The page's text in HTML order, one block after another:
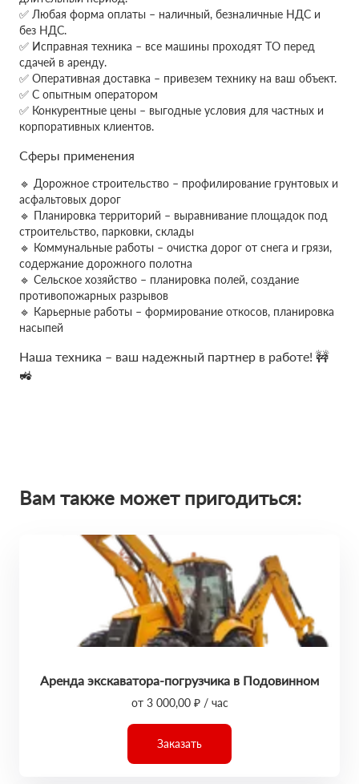
✅ Любая форма оплаты – наличный, безналичные НДС и
без НДС.
✅ Исправная техника – все машины проходят ТО перед
сдачей в аренду.
✅ Оперативная доставка – привезем технику на ваш объект.
✅ С опытным оператором
✅ Конкурентные цены – выгодные условия для частных и
корпоративных клиентов.
Сферы применения
🔹 Дорожное строительство – профилирование грунтовых и
асфальтовых дорог
🔹 Планировка территорий – выравнивание площадок под
строительство, парковки, склады
🔹 Коммунальные работы – очистка дорог от снега и грязи,
содержание дорожного полотна
🔹 Сельское хозяйство – планировка полей, создание
противопожарных разрывов
🔹 Карьерные работы – формирование откосов, планировка
насыпей
Наша техника – ваш надежный партнер в работе! 🚧
🚜
Вам также может пригодиться:
Аренда экскаватора-погрузчика в Подовинном
от 3 000,00 ₽ / час
Заказать